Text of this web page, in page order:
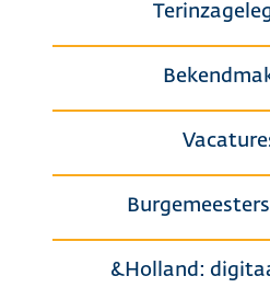
&Holland: